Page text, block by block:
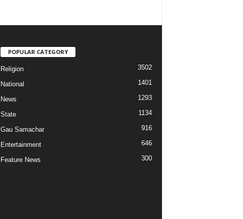
POPULAR CATEGORY
Religion 3502
National 1401
News 1293
State 1134
Gau Samachar 916
Entertainment 646
Feature News 300